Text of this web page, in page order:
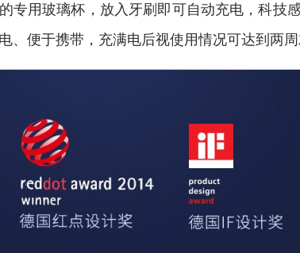
专用玻璃杯，放入牙刷即可自动充电，科技
、便于携带，充满电后视使用情况可达到两周